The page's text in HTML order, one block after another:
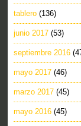
tablero (136)
junio 2017 (53)
septiembre 2016
mayo 2017 (46)
marzo 2017 (45)
mayo 2016 (45)